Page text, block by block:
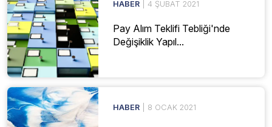
HABER | 4 ŞUBAT 2021
Pay Alım Teklifi Tebliği'nde
Değişiklik Yapıl...
HABER | 8 OCAK 2021